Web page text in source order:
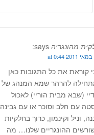
מהונגריה says:
קוראת את כל התגובות כאן
להרהר שמא המנהג של
(שבא מבית הוריי) לאכול
עם חלב וסוכר או עם גבינה
וניל וקינמון, כרוך בחלקיות
ההונגריים שלנו… מה